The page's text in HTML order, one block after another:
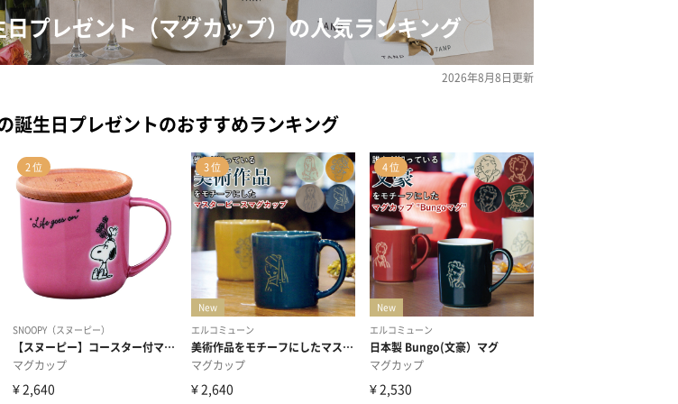
プレゼント（マグカップ）の人気ランキング
2026年8月8日更新
誕生日プレゼントのおすすめランキング